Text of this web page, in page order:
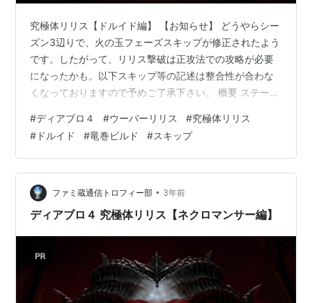
究極体リリス【ドルイド編】 【お知らせ】 どうやらシー
ズン3辺りで、火の玉フェーズスキップが修正されたよう
です。したがって、リリス撃破は正攻法での攻略が必要
になったかも。以下スキップ等の記述は整合性が合わな
くなっておりますので予めご了承下さい。 概要 ステータ
指輪１ 指輪２ 片手（斧推奨） トーテム 紋章の恩恵 アク
ションセット スキルツリー パラゴンボード start 2枚目 3
枚目 4枚目 5枚目 6枚目 対リリス攻略 リリスのギミック
解説 クラス別攻略 関連記事 概要 究極体リリス用で、後
半開幕スキップするだけの瞬間火力が期…
#ディアブロ４ #ウーバーリリス #究極体リリス
# ドルイド #竜巻ビルド #スキップ
ファミ蔵通信トロフィー部 • 3年前
ディアブロ４ 究極体リリス【ネクロマンサー編】